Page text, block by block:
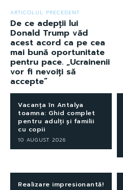
ARTICOLUL PRECEDENT
De ce adepții lui
Donald Trump văd
acest acord ca pe cea
mai bună oportunitate
pentru pace. „Ucrainenii
vor fi nevoiți să
accepte”
Vacanța în Antalya
toamna: Ghid complet
pentru adulți și familii
cu copii
10 AUGUST 2026
Realizare impresionantă!